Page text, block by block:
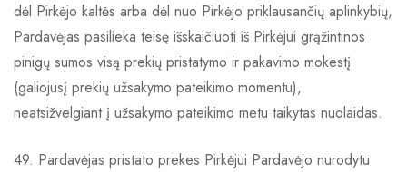
dėl Pirkėjo kaltės arba dėl nuo Pirkėjo priklausančių aplinkybių,
Pardavėjas pasilieka teisę išskaičiuoti iš Pirkėjui grąžintinos
pinigų sumos visą prekių pristatymo ir pakavimo mokestį
(galiojusį prekių užsakymo pateikimo momentu),
neatsižvelgiant į užsakymo pateikimo metu taikytas nuolaidas.
49. Pardavėjas pristato prekes Pirkėjui Pardavėjo nurodytu